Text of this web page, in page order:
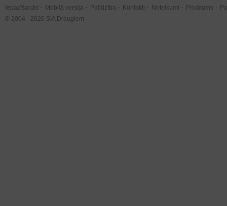
Iepazīšanās Mobilā versija Palīdzība Kontakti Noteikumi Privātums
© 2004 - 2026 SIA Draugiem